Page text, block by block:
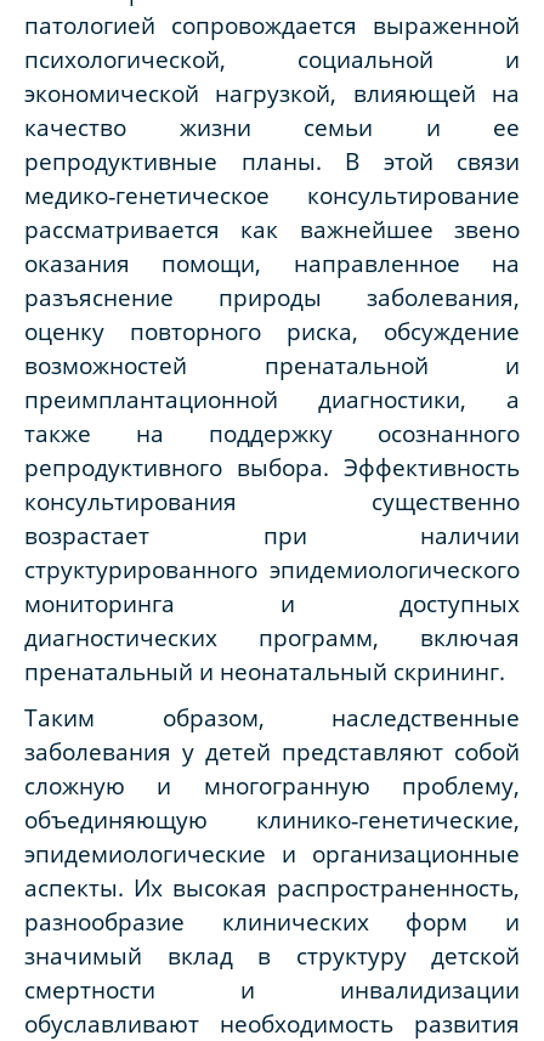
патологией сопровождается выраженной
психологической, социальной и
экономической нагрузкой, влияющей на
качество жизни семьи и ее
репродуктивные планы. В этой связи
медико‑генетическое консультирование
рассматривается как важнейшее звено
оказания помощи, направленное на
разъяснение природы заболевания,
оценку повторного риска, обсуждение
возможностей пренатальной и
преимплантационной диагностики, а
также на поддержку осознанного
репродуктивного выбора. Эффективность
консультирования существенно
возрастает при наличии
структурированного эпидемиологического
мониторинга и доступных
диагностических программ, включая
пренатальный и неонатальный скрининг.
Таким образом, наследственные
заболевания у детей представляют собой
сложную и многогранную проблему,
объединяющую клинико‑генетические,
эпидемиологические и организационные
аспекты. Их высокая распространенность,
разнообразие клинических форм и
значимый вклад в структуру детской
смертности и инвалидизации
обуславливают необходимость развития